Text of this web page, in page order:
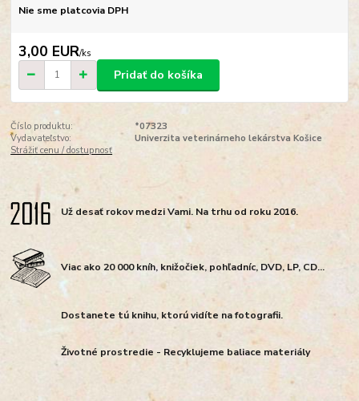
Nie sme platcovia DPH
3,00 EUR/ks
Pridať do košíka
Číslo produktu:
*07323
Vydavateľstvo:
Univerzita veterinárneho lekárstva Košice
Strážiť cenu / dostupnosť
Už desať rokov medzi Vami. Na trhu od roku 2016.
Viac ako 20 000 kníh, knižočiek, pohľadníc, DVD, LP, CD...
Dostanete tú knihu, ktorú vidíte na fotografii.
Životné prostredie - Recyklujeme baliace materiály